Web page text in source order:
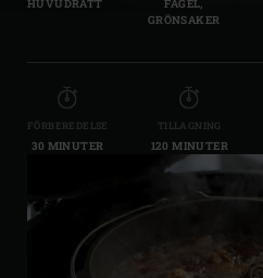
HUVUDRÄTT
FÅGEL,
GRÖNSAKER
FÖRBEREDELSE
30 MINUTER
TILLAGNING
120 MINUTER